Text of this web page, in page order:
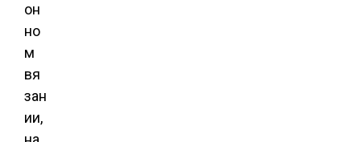
он
но
м
вя
зан
ии,